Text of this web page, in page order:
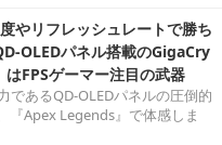
やリフレッシュレートで勝ち
OLEDパネル搭載のGigaCry
FPSゲーマー注目の武器
であるQD-OLEDパネルの圧倒的
『Apex Legends』で体感しま